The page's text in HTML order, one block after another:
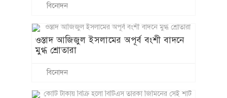
আন্তর্জাতিক
সহকারী- কেরালায় সম্পন্ন হলো বিরল বিয়ের
রাশিয়ার তেল শোধনাগার ও জাহাজে হামলা